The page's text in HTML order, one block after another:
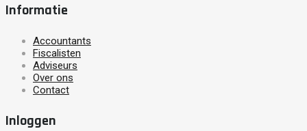
Informatie
Accountants
Fiscalisten
Adviseurs
Over ons
Contact
Inloggen